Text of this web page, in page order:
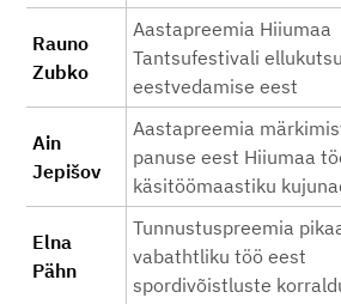
Rauno
Zubko
Aastapreemia Hiiumaa
Tantsufestivali
eestvedamise eest
Ain
Jepišov
Aastapreemia
panuse eest Hiiumaa
käsitöömaastiku
Elna
Pähn
Tunnustuspreemia
vabathtliku töö eest
spordivõistluste